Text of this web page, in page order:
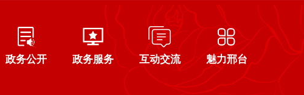
政务公开 政务服务 互动交流 魅力邢台